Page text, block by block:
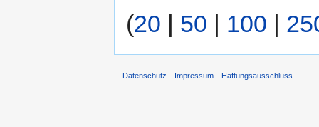
(20 50 100
Datenschutz Impressum Haftungsausschluss